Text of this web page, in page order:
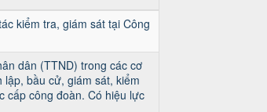
kiểm tra, giám sát tại Công
dân (TTND) trong các cơ
bầu cử, giám sát, kiểm
cấp công đoàn. Có hiệu lực